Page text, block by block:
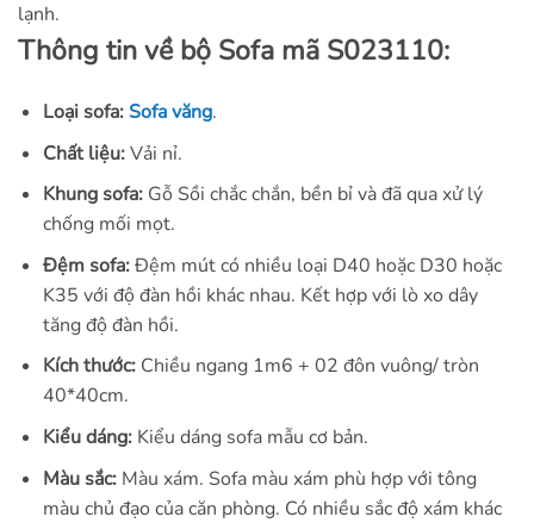
lạnh.
Thông tin về bộ Sofa mã S023110:
Loại sofa: Sofa văng.
Chất liệu:Vải nỉ.
Khung sofa:Gỗ Sồi chắc chắn, bền bỉ và đã qua xử lý
chống mối mọt.
Đệm sofa:Đệm mút có nhiều loại D40 hoặc D30 hoặc
K35 với độ đàn hồi khác nhau. Kết hợp với lò xo dây
tăng độ đàn hồi.
Kích thước: Chiều ngang 1m6 + 02 đôn vuông/ tròn
40*40cm.
Kiểu dáng:Kiểu dáng sofa mẫu cơ bản.
Màu sắc:Màu xám. Sofa màu xám phù hợp với tông
màu chủ đạo của căn phòng. Có nhiều sắc độ xám khác